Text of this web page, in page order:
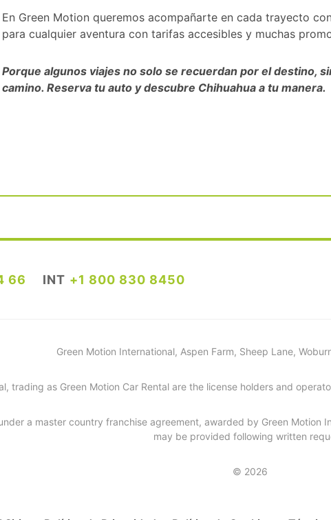
En Green Motion queremos acompañarte en cada trayecto
para cualquier aventura con tarifas accesibles y muchas
Porque algunos viajes no solo se recuerdan por el destino,
camino. Reserva tu auto y descubre Chihuahua a tu manera.
66 INT +1 800 830 8450
Green Motion International, Aspen Farm, Sheep Lane,
trading as Green Motion Car Rental are the license holders and
a master country franchise agreement, awarded by Green Motion
may be provided following written
© 2026